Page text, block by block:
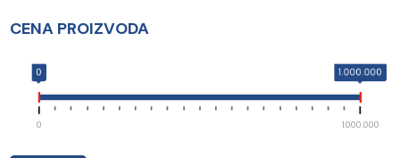
CENA PROIZVODA
0 1.000.000
0 1.000.000